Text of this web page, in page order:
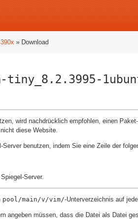
» Download
tiny_8.2.3995-
wird nachdrücklich empfohlen, einen
diese Website.
benutzen, indem Sie eine Zeile der
Server.
pool/main/v/vim/-Unterverzeichnis auf
angeben müssen, dass die Datei als Datei